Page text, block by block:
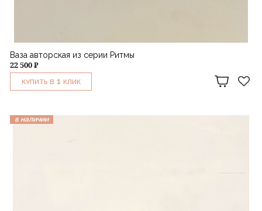
Ваза авторская из серии Ритмы
22 500 ₽
КУПИТЬ В 1 КЛИК
в наличии